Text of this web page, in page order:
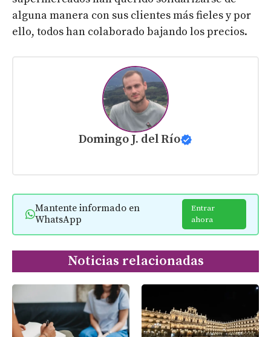
alguna manera con sus clientes más fieles y por
ello, todos han colaborado bajando los precios.
Domingo J. del Río
Mantente informado en
WhatsApp
Entrar
ahora
Noticias relacionadas